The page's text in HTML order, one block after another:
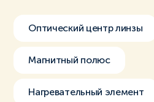
Оптический центр линзы
Магнитный полюс
Нагревательный элемент